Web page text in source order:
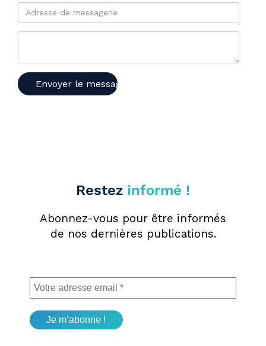
famille
Adresse
de
Restez informé !
Abonnez-vous pour être informés
de nos dernières publications.